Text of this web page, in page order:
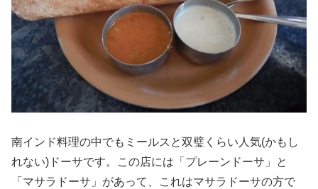
南インド料理の中でもミールスと双璧くらい人気(かもし
れない)ドーサです。この店には「プレーンドーサ」と
「マサラドーサ」があって、これはマサラドーサの方で